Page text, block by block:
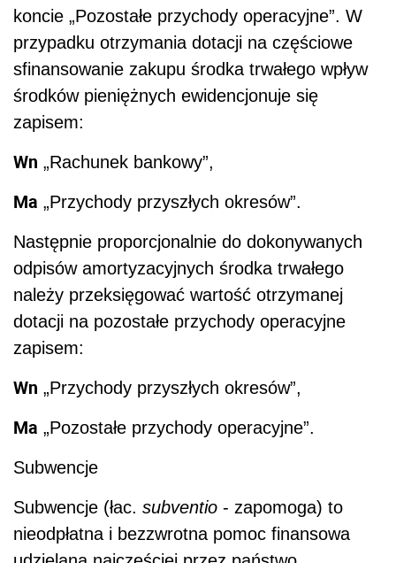
koncie „Pozostałe przychody operacyjne”. W
przypadku otrzymania dotacji na częściowe
sfinansowanie zakupu środka trwałego wpływ
środków pieniężnych ewidencjonuje się
zapisem:
Wn „Rachunek bankowy”,
Ma „Przychody przyszłych okresów”.
Następnie proporcjonalnie do dokonywanych
odpisów amortyzacyjnych środka trwałego
należy przeksięgować wartość otrzymanej
dotacji na pozostałe przychody operacyjne
zapisem:
Wn „Przychody przyszłych okresów”,
Ma „Pozostałe przychody operacyjne”.
Subwencje
Subwencje (łac. subventio - zapomoga) to
nieodpłatna i bezzwrotna pomoc finansowa